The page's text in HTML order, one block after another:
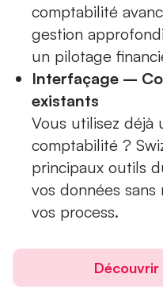
comptabilité
gestion
un pilotage
Interfaçage –
existants
Vous utilisez déjà
comptabilité ?
principaux outils
vos données
vos process.